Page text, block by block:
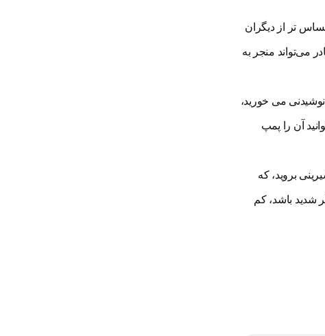
تر از دیگران
می‌تواند منجر به
قهوه 5 اونس تعریف می شود. . اگر نوشیدنی می خورید،
توانید آن را پمپ
بروید، که
شدید باشد، کم